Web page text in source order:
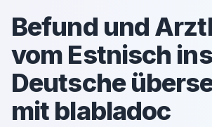
Befund und
vom Estnisch ins
Deutsche
mit blabladoc